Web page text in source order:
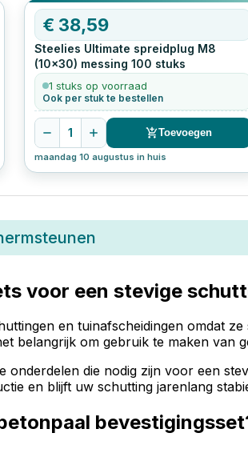
€ 38,59
Steelies Ultimate spreidplug M8
(10x30) messing 100 stuks
1 stuks op voorraad
Ook per stuk te bestellen
1 Toevoegen
maandag 10 augustus in huis
voor een stevige
en tuinafscheidingen omdat
belangrijk om gebruik te maken van
onderdelen die nodig zijn voor een
en blijft uw schutting jarenlang